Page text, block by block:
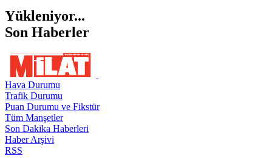
Yükleniyor...
Son Haberler
Hava Durumu
Trafik Durumu
Puan Durumu ve Fikstür
Tüm Manşetler
Son Dakika Haberleri
Haber Arşivi
RSS